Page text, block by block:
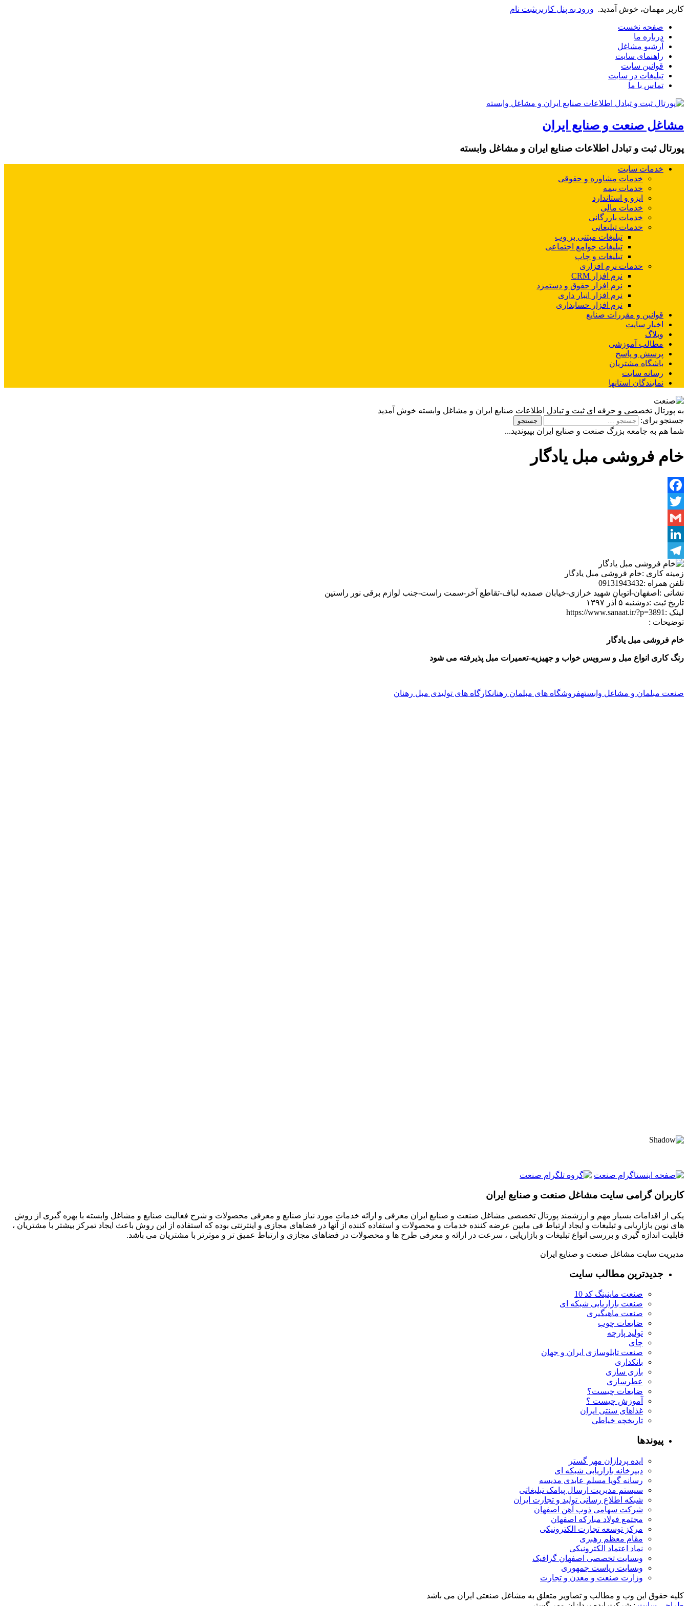
کاربر مهمان، خوش آمدید. ورود به پنل کاربریثبت نام
صفحه نخست
درباره ما
آرشیو مشاغل
راهنمای سایت
قوانین سایت
تبلیغات در سایت
تماس با ما
مشاغل صنعت و صنایع ایران
پورتال ثبت و تبادل اطلاعات صنایع ایران و مشاغل وابسته
خدمات سایت
خدمات مشاوره و حقوقی
خدمات بیمه
ایزو و استاندارد
خدمات مالی
خدمات بازرگانی
خدمات تبلیغاتی
تبلیغات مبتنی بر وب
تبلیغات جوامع اجتماعی
تبلیغات و چاپ
خدمات نرم افزاری
نرم افزار CRM
نرم افزار حقوق و دستمزد
نرم افزار انبار داری
نرم افزار حسابداری
قوانین و مقررات صنایع
اخبار سایت
وبلاگ
مطالب آموزشی
پرسش و پاسخ
باشگاه مشتریان
رسانه سایت
نمایندگان استانها
به پورتال تخصصی و حرفه ای ثبت و تبادل اطلاعات صنایع ایران و مشاغل وابسته خوش آمدید
جستجو برای:
شما هم به جامعه بزرگ صنعت و صنایع ایران بپیوندید...
خام فروشی مبل یادگار
Facebook
Twitter
Gmail
LinkedIn
Telegram
زمینه کاری :خام فروشی مبل یادگار
تلفن همراه :09131943432
نشانی : اصفهان-اتوبان شهید خرازی-خیابان صمدیه لباف-تقاطع آخر-سمت راست-جنب لوازم برقی نور راستین
تاریخ ثبت :دوشنبه ۵ آذر ۱۳۹۷
لینک :https://www.sanaat.ir/?p=3891
توضیحات :
خام فروشی مبل یادگار
رنگ کاری انواع مبل و سرویس خواب و جهیزیه-تعمیرات مبل پذیرفته می شود
صنعت مبلمان و مشاغل وابستهفروشگاه های مبلمان رهنانکارگاه های تولیدی مبل رهنان
کاربران گرامی سایت مشاغل صنعت و صنایع ایران
یکی از اقدامات بسیار مهم و ارزشمند پورتال تخصصی مشاغل صنعت و صنایع ایران معرفی و ارائه خدمات مورد نیاز صنایع و معرفی محصولات و شرح فعالیت صنایع و مشاغل وابسته با بهره گیری از روش
های نوین بازاریابی و تبلیغات و ایجاد ارتباط فی مابین عرضه کننده خدمات و محصولات و استفاده کننده از آنها در فضاهای مجازی و اینترنتی بوده که استفاده از این روش باعث ایجاد تمرکز بیشتر با مشتریان ،
قابلیت اندازه گیری و بررسی انواع تبلیغات و بازاریابی ، سرعت در ارائه و معرفی طرح ها و محصولات در فضاهای مجازی و ارتباط عمیق تر و موثرتر با مشتریان می باشد.
مدیریت سایت مشاغل صنعت و صنایع ایران
جدیدترین مطالب سایت
صنعت ماینینگ کد 10
صنعت بازاریابی شبکه ای
صنعت ماهیگیری
ضایعات چوب
تولید پارچه
چای
صنعت تابلوسازی ایران و جهان
بانکداری
بازی سازی
عطرسازی
ضایعات چیست؟
آموزش چیست ؟
غذاهای سنتی ایران
تاریخچه خیاطی
پیوندها
ایده پردازان مهر گستر
دبیرخانه بازاریابی شبکه ای
رسانه گویا مسلم عابدی مدیسه
سیستم مدیریت ارسال پیامک تبلیغاتی
شبکه اطلاع رسانی تولید و تجارت ایران
شرکت سهامی ذوب آهن اصفهان
مجتمع فولاد مبارکه اصفهان
مرکز توسعه تجارت الکترونیکی
مقام معظم رهبری
نماد اعتماد الکترونیکی
وبسایت تخصصی اصفهان گرافیک
وبسایت ریاست جمهوری
وزارت صنعت و معدن و تجارت
کلیه حقوق این وب و مطالب و تصاویر متعلق به مشاغل صنعتی ایران می باشد